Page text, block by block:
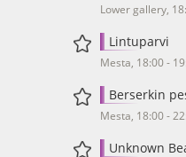
Lower gallery,
Lintuparvi
Mesta, 18:00 -
Berserkin
Mesta, 18:00 -
Unknown